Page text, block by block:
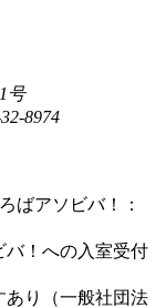
号
8974
ばアソビバ！：
！への入室受付
り（一般社団法